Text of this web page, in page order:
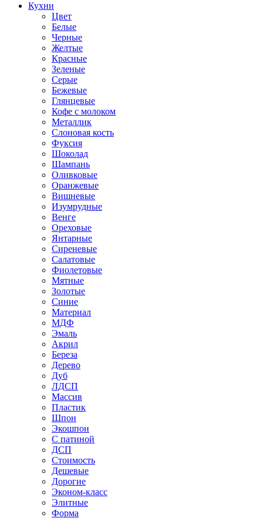
Кухни
Цвет
Белые
Черные
Желтые
Красные
Зеленые
Серые
Бежевые
Глянцевые
Кофе с молоком
Металлик
Слоновая кость
Фуксия
Шоколад
Шампань
Оливковые
Оранжевые
Вишневые
Изумрудные
Венге
Ореховые
Янтарные
Сиреневые
Салатовые
Фиолетовые
Мятные
Золотые
Синие
Материал
МДФ
Эмаль
Акрил
Береза
Дерево
Дуб
ЛДСП
Массив
Пластик
Шпон
Экошпон
С патиной
ДСП
Стоимость
Дешевые
Дорогие
Эконом-класс
Элитные
Форма